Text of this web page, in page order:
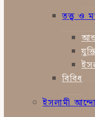
তত্ত্ব ও
বিবিধ
ইসলামী